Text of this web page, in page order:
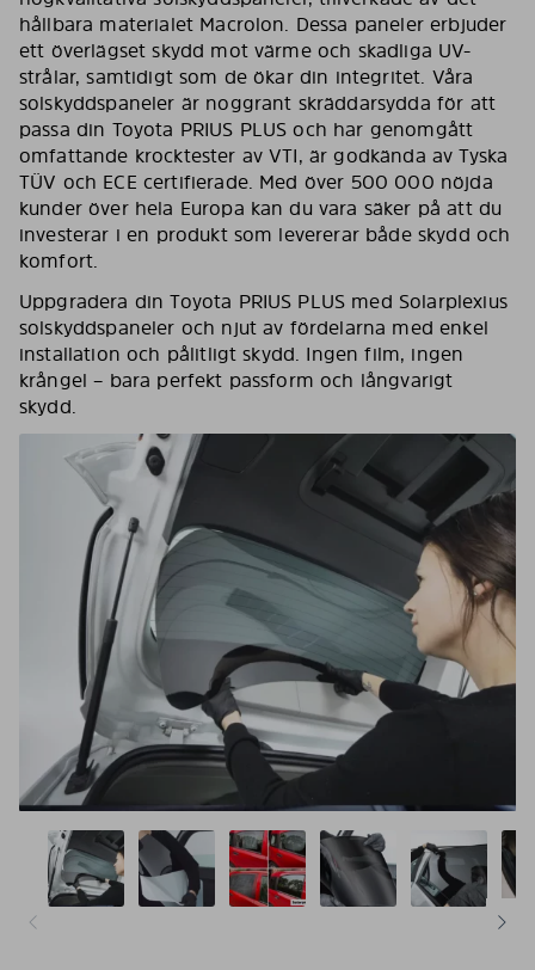
hållbara materialet Macrolon. Dessa paneler erbjuder
ett överlägset skydd mot värme och skadliga UV-
strålar, samtidigt som de ökar din integritet. Våra
solskyddspaneler är noggrant skräddarsydda för att
passa din Toyota PRIUS PLUS och har genomgått
omfattande krocktester av VTI, är godkända av Tyska
TÜV och ECE certifierade. Med över 500 000 nöjda
kunder över hela Europa kan du vara säker på att du
investerar i en produkt som levererar både skydd och
komfort.
Uppgradera din Toyota PRIUS PLUS med Solarplexius
solskyddspaneler och njut av fördelarna med enkel
installation och pålitligt skydd. Ingen film, ingen
krångel – bara perfekt passform och långvarigt
skydd.